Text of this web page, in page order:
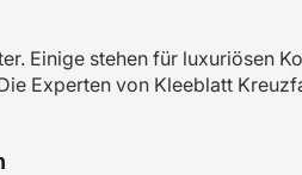
Einige stehen für luxuriösen
Experten von Kleeblatt